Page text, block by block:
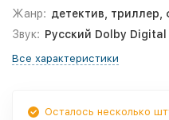
Жанр: детектив, триллер,
Звук: Русский Dolby Digital
Все характеристики
Осталось несколько